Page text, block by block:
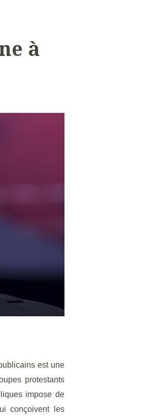
à
est une
protestants
impose de
conçoivent les